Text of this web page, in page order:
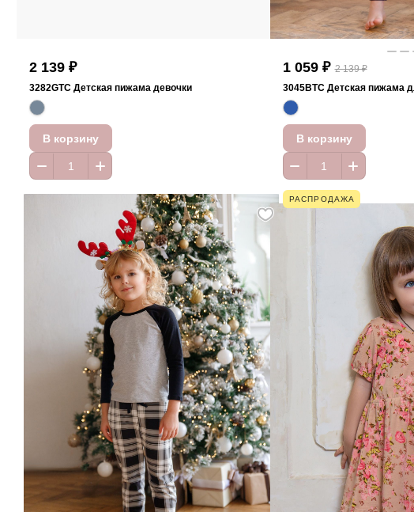
2 139 ₽
3282GTC Детская пижама девочки
В корзину
1 059 ₽ 2 139 ₽
3045BTC Детская пижама
В корзину
РАСПРОДАЖА